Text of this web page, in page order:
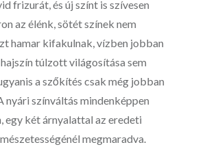
frizurát, és új színt is szívesen
az élénk, sötét színek nem
hamar kifakulnak, vízben jobban
túlzott világosítása sem
a szőkítés csak még jobban
nyári színváltás mindenképpen
egy két árnyalattal az eredeti
megmaradva.